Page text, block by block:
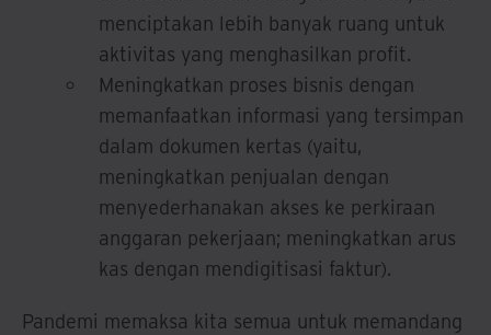
menciptakan lebih banyak ruang untuk
aktivitas yang menghasilkan profit.
Meningkatkan proses bisnis dengan
memanfaatkan informasi yang tersimpan
dalam dokumen kertas (yaitu,
meningkatkan penjualan dengan
menyederhanakan akses ke perkiraan
anggaran pekerjaan; meningkatkan arus
kas dengan mendigitisasi faktur).
Pandemi memaksa kita semua untuk memandang